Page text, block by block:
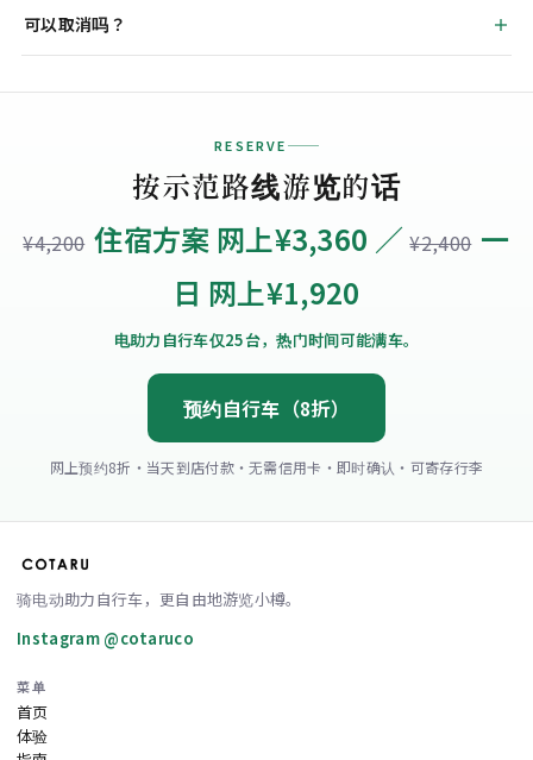
可以取消吗？
RESERVE
按示范路线游览的话
¥4,200 住宿方案 网上¥3,360 ／¥2,400 一
日 网上¥1,920
电助力自行车仅25台，热门时间可能满车。
预约自行车（8折）
网上预约8折・当天到店付款・无需信用卡・即时确认・可寄存行李
骑电动助力自行车，更自由地游览小樽。
Instagram @cotaruco
菜单
首页
体验